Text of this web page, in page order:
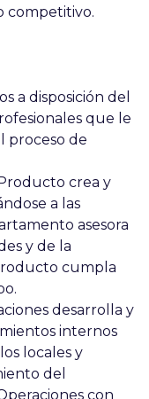
competitivo.
a disposición del
que le
proceso de
crea y
a las
asesora
y de la
cumpla
desarrolla y
internos
locales y
del
con